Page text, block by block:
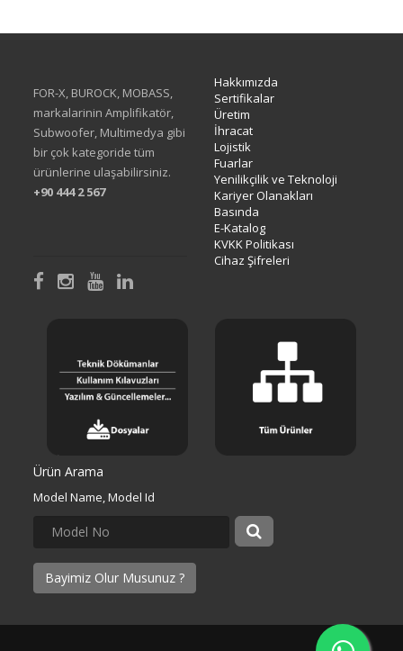
FOR-X, BUROCK, MOBASS,
markalarinin Amplifikatör,
Subwoofer, Multimedya gibi
bir çok kategoride tüm
ürünlerine ulaşabilirsiniz.
+90 444 2 567
Hakkımızda
Sertifikalar
Üretim
İhracat
Lojistik
Fuarlar
Yenilikçilik ve Teknoloji
Kariyer Olanakları
Basında
E-Katalog
KVKK Politikası
Cihaz Şifreleri
Ürün Arama
Model Name, Model Id
Bayimiz Olur Musunuz ?